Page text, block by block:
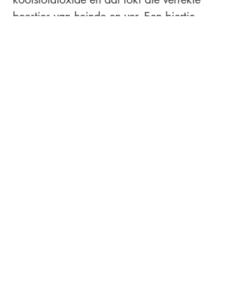
beestjes van heinde en ver. Een biertje